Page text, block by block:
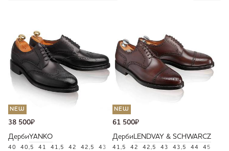
NEW
38 500₽
ДербиYANKO
40 40,5 41 41,5 42 42,5 43 43,5 44 44,5 46
NEW
61 500₽
Дерби LENDVAY & SCHWARCZ
41,5 42 42,5 43 43,5 44 45